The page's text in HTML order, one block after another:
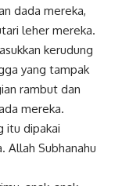
dada mereka,
leher mereka.
kerudung
yang tampak
rambut dan
mereka.
itu dipakai
Allah Subhanahu